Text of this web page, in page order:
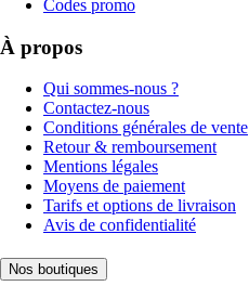
Codes promo
À propos
Qui sommes-nous ?
Contactez-nous
Conditions générales de vente
Retour & remboursement
Mentions légales
Moyens de paiement
Tarifs et options de livraison
Avis de confidentialité
Nos boutiques